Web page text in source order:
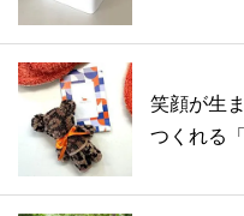
笑顔が生
つくれる